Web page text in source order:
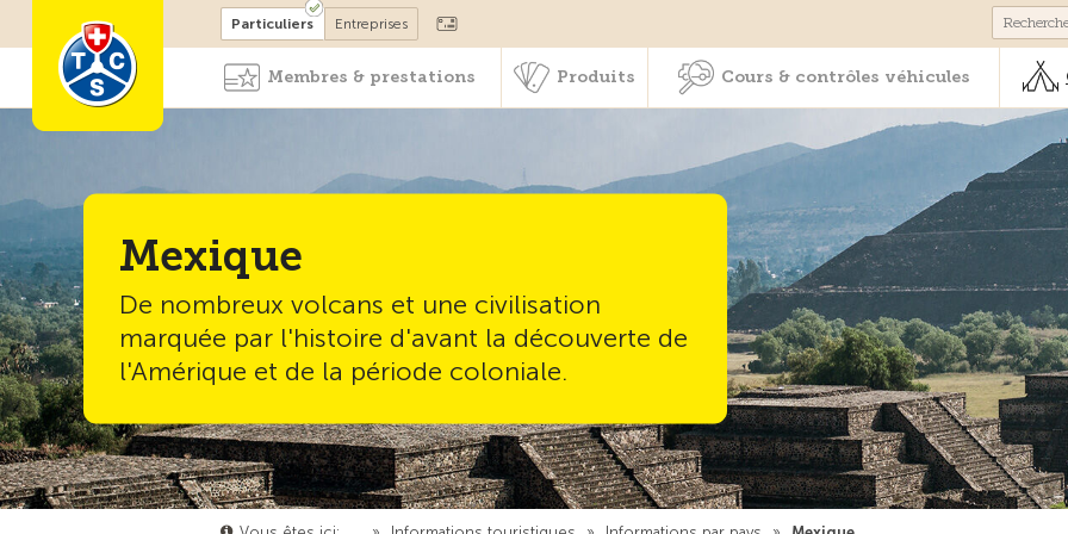
Devenir membre Cours & contrôles
Particuliers Entreprises
Membres & prestations Produits Cours & contrôles véhicules
Mexique
De nombreux volcans et une civilisation
marquée par l'histoire d'avant la découverte de
l'Amérique et de la période coloniale.